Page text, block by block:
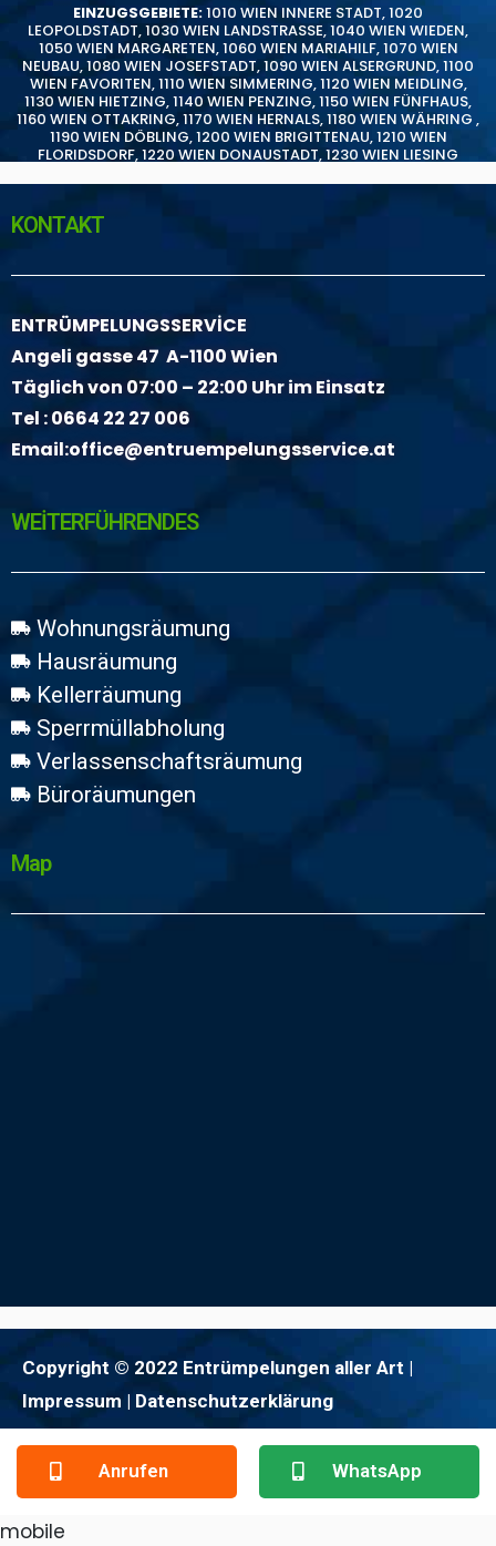
EINZUGSGEBIETE:1010 WIEN INNERE STADT,1020
LEOPOLDSTADT,1030 WIEN LANDSTRASSE,1040 WIEN WIEDEN,
1050 WIEN MARGARETEN,1060 WIEN MARIAHILF,1070 WIEN
NEUBAU,1080 WIEN JOSEFSTADT,1090 WIEN ALSERGRUND,1100
WIEN FAVORITEN,1110 WIEN SIMMERING,1120 WIEN MEIDLING,
1130 WIEN HIETZING,1140 WIEN PENZING,1150 WIEN FÜNFHAUS,
1160 WIEN OTTAKRING,1170 WIEN HERNALS,1180 WIEN WÄHRING ,
1190 WIEN DÖBLING,1200 WIEN BRIGITTENAU,1210 WIEN
FLORIDSDORF,1220 WIEN DONAUSTADT,1230 WIEN LIESING
KONTAKT
ENTRÜMPELUNGSSERVİCE
Angeli gasse 47 A-1100 Wien
Täglich von 07:00 – 22:00 Uhr im Einsatz
Tel :0664 22 27 006
Email:office@entruempelungsservice.at
WEİTERFÜHRENDES
Wohnungsräumung
Hausräumung
Kellerräumung
Sperrmüllabholung
Verlassenschaftsräumung
Büroräumungen
Map
Copyright © 2022 Entrümpelungen aller Art |
Impressum | Datenschutzerklärung
Anrufen WhatsApp